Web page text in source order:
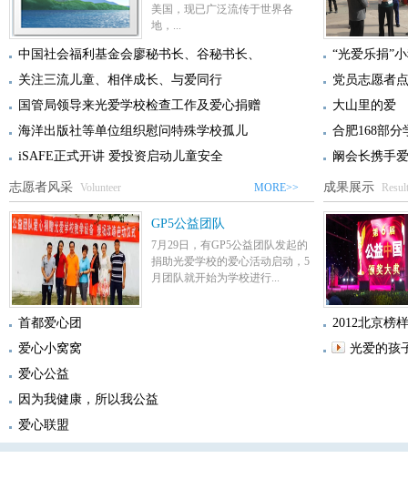
美国，现已广泛流传于世界各
地，...
中国社会福利基金会廖秘书长、谷秘书长、
关注三流儿童、相伴成长、与爱同行
国管局领导来光爱学校检查工作及爱心捐赠
海洋出版社等单位组织慰问特殊学校孤儿
iSAFE正式开讲 爱投资启动儿童安全
“光爱乐捐”
党员志愿者
大山里的爱
合肥168部分
阚会长携手
志愿者风采 Volunteer MORE>>
GP5公益团队
7月29日，有GP5公益团队发起的
捐助光爱学校的爱心活动启动，5
月团队就开始为学校进行...
首都爱心团
爱心小窝窝
爱心公益
因为我健康，所以我公益
爱心联盟
成果展示
2012北京榜
光爱的孩